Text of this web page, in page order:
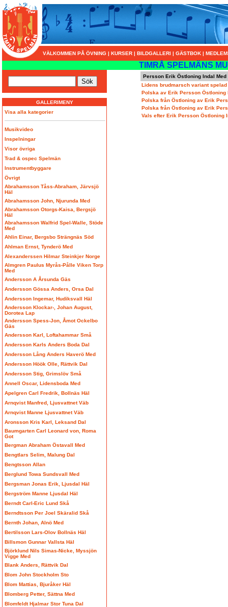
VÄLKOMMEN PÅ ÖVNING | KURSER | BILDGALLERI | GÄSTBOK |
TIMRÅ SPELMÄNS
GALLERIMENY
Visa alla kategorier
Musikvideo
Inspelningar
Visor övriga
Trad & ospec Spelmän
Instrumentbyggare
Övrigt
Abrahamsson Tåss-Abraham, Järvsjö
Häl
Abrahamsson John, Njurunda Med
Abrahamsson Otorgs-Kaisa, Bergsjö
Häl
Abrahamsson Walfrid Spel-Walle, Stöde
Med
Ahlin Einar, Bergsbo Strängnäs Söd
Ahlman Ernst, Tynderö Med
Alexanderssen Hilmar Steinkjer Norge
Almgren Paulus Myrås-Pålle Viken Torp
Med
Andersson A Årsunda Gäs
Andersson Gössa Anders, Orsa Dal
Andersson Ingemar, Hudiksvall Häl
Andersson Klockar-, Johan August,
Dorotea Lap
Andersson Spess-Jon, Åmot Ockelbo
Gäs
Andersson Karl, Loftahammar Små
Andersson Karls Anders Boda Dal
Andersson Lång Anders Haverö Med
Andersson Höök Olle, Rättvik Dal
Andersson Stig, Grimslöv Små
Annell Oscar, Lidensboda Med
Apelgren Carl Fredrik, Bollnäs Häl
Arnqvist Manfred, Ljusvattnet Väb
Arnqvist Manne Ljusvattnet Väb
Aronsson Kris Karl, Leksand Dal
Baumgarten Carl Leonard von, Roma
Got
Bergman Abraham Östavall Med
Bengtlars Selim, Malung Dal
Bengtsson Allan
Berglund Towa Sundsvall Med
Bergsman Jonas Erik, Ljusdal Häl
Bergström Manne Ljusdal Häl
Berndt Carl-Eric Lund Skå
Berndtsson Per Joel Skäralid Skå
Bernth Johan, Alnö Med
Bertilsson Lars-Olov Bollnäs Häl
Billsmon Gunnar Vallsta Häl
Björklund Nils Simas-Nicke, Myssjön
Vigge Med
Blank Anders, Rättvik Dal
Blom John Stockholm Sto
Blom Mattias, Bjuråker Häl
Blomberg Petter, Sättna Med
Blomfeldt Hjalmar Stor Tuna Dal
Persson Erik Östloning Indal Med
Lidens brudmarsch variant
Polska av Erik Persson Östloning
Polska från Östloning av Erik
Polska från Östloning av Erik
Vals efter Erik Persson Östloning